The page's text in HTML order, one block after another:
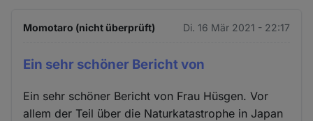
Momotaro (nicht überprüft) Di. 16 Mär 2021 - 22:17
Ein sehr schöner Bericht von
Ein sehr schöner Bericht von Frau Hüsgen. Vor
allem der Teil über die Naturkatastrophe in Japan